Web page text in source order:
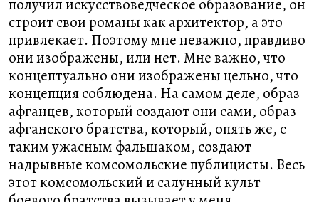
получил искусствоведческое образование, он
строит свои романы как архитектор, а это
привлекает. Поэтому мне неважно, правдиво
они изображены, или нет. Мне важно, что
концептуально они изображены цельно, что
концепция соблюдена. На самом деле, образ
афганцев, который создают они сами, образ
афганского братства, который, опять же, с
таким ужасным фальшаком, создают
надрывные комсомольские публицисты. Весь
этот комсомольский и салунный культ